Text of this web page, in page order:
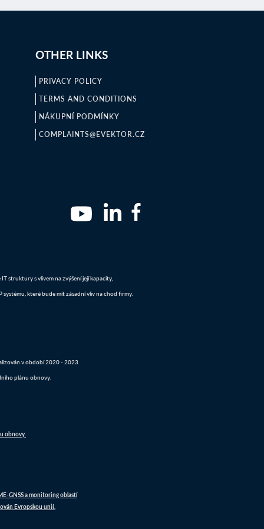
OTHER LINKS
PRIVACY POLICY
TERMS AND CONDITIONS
NÁKUPNÍ PODMÍNKY
COMPLAINTS@EVEKTOR.CZ
struktury s vlivem na zvýšení její kapacity,
které bude mít zásadní vliv na chod firmy.
v období 2020 - 2023
plánu obnovy.
obnovy.
GNSS a monitoring oblastí
Evropskou unií.